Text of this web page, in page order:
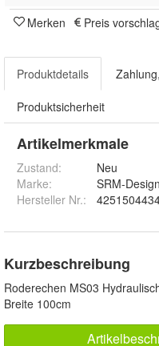
Merken Preis
Produktdetails
Produktsicherheit
Artikelmerkmale
Zustand:
Neu
Marke:
SRM-Design
Hersteller Nr.:
Kurzbeschreibung
Roderechen MS03
Breite 100cm